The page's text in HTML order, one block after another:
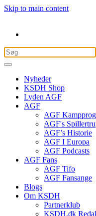
Skip to main content
Nyheder
KSDH Shop
Lyden AGF
AGF
AGF
AGF's
AGF’s Historie
AGF I Europa
AGF Podcasts
AGF Fans
AGF Tifo
AGF Fansange
Blogs
Om KSDH
Partnerklub
KSDH.dk